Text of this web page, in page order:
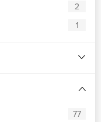
77
2
1